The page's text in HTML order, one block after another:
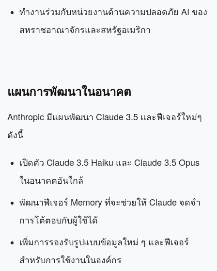
ทำงานร่วมกับหน่วยงานด้านความปลอดภัย AI ของ
สหราชอาณาจักรและสหรัฐอเมริกา
แผนการพัฒนาในอนาคต
Anthropic มีแผนพัฒนา Claude 3.5 และฟีเจอร์ใหม่ๆ
ดังนี้
เปิดตัว Claude 3.5 Haiku และ Claude 3.5 Opus
ในอนาคตอันใกล้
พัฒนาฟีเจอร์ Memory ที่จะช่วยให้ Claude จดจำ
การโต้ตอบกับผู้ใช้ได้
เพิ่มการรองรับรูปแบบข้อมูลใหม่ ๆ และฟีเจอร์
สำหรับการใช้งานในองค์กร